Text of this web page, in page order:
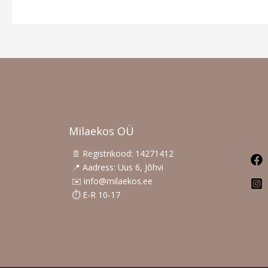
Milaekos OÜ
📄 Registrikood: 14271412
📍 Aadress: Uus 6, Jõhvi
✉️ info@milaekos.ee
⏱️ E-R 10-17